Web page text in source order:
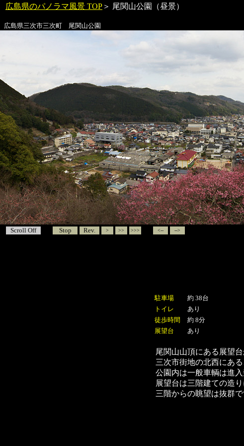
広島県のパノラマ風景 TOP ＞ 尾関山公園 （昼景）
広島県三次市三次町 尾関山公園
Scroll Off Stop Rev. > >> >>> <-- -->
駐車場 約 38台
トイレ
あり
徒歩時間
約 8分
展望台
あり
尾関山山頂にある展望
三次市街地の北西にあ
公園内は一般車輌は進
展望台は三階建ての造
三階からの眺望は抜群